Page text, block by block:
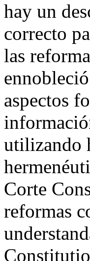
hay un
correcto
las
aspectos
utilizando
Corte
reformas